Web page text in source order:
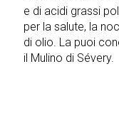
e di acidi grassi
per la salute, la
di olio. La puoi
il Mulino di Sévery.